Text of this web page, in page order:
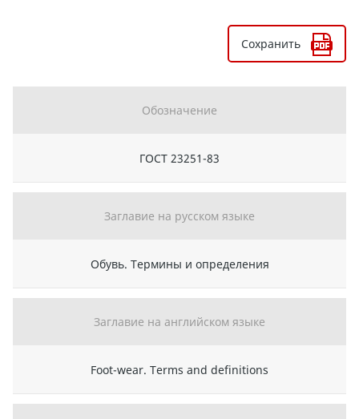
Сохранить
Обозначение
ГОСТ 23251-83
Заглавие на русском языке
Обувь. Термины и определения
Заглавие на английском языке
Foot-wear. Terms and definitions